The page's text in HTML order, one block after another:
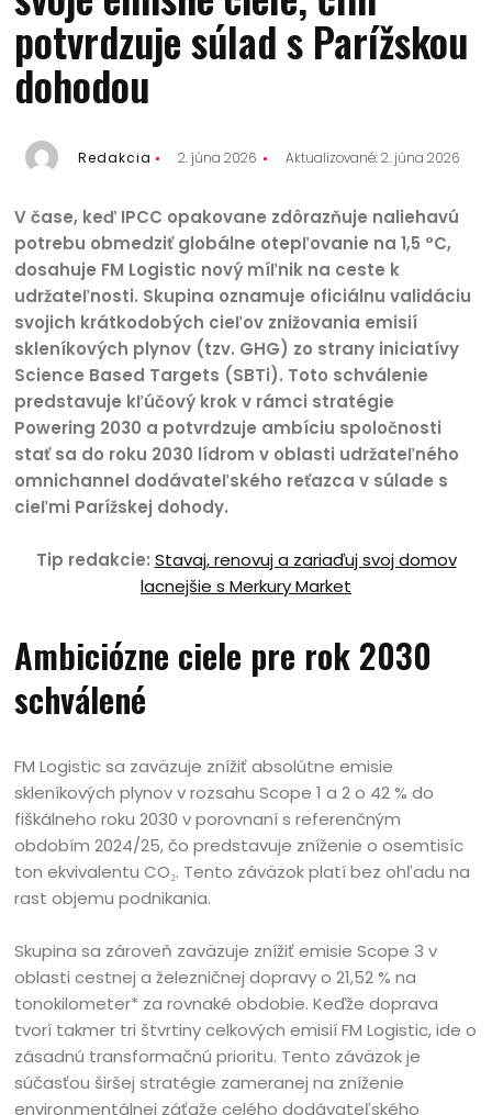
potvrdzuje súlad s Parížskou
dohodou
Redakcia 2. júna 2026 Aktualizované: 2. júna 2026
V čase, keď IPCC opakovane zdôrazňuje naliehavú
potrebu obmedziť globálne otepľovanie na 1,5 °C,
dosahuje FM Logistic nový míľnik na ceste k
udržateľnosti. Skupina oznamuje oficiálnu validáciu
svojich krátkodobých cieľov znižovania emisií
skleníkových plynov (tzv. GHG) zo strany iniciatívy
Science Based Targets (SBTi). Toto schválenie
predstavuje kľúčový krok v rámci stratégie
Powering 2030 a potvrdzuje ambíciu spoločnosti
stať sa do roku 2030 lídrom v oblasti udržateľného
omnichannel dodávateľského reťazca v súlade s
cieľmi Parížskej dohody.
Tip redakcie: Stavaj, renovuj a zariaďuj svoj domov
lacnejšie s Merkury Market
Ambiciózne ciele pre rok 2030
schválené
FM Logistic sa zaväzuje znížiť absolútne emisie
skleníkových plynov v rozsahu Scope 1 a 2 o 42 % do
fiškálneho roku 2030 v porovnaní s referenčným
obdobím 2024/25, čo predstavuje zníženie o osemtisíc
ton ekvivalentu CO₂. Tento záväzok platí bez ohľadu na
rast objemu podnikania.
Skupina sa zároveň zaväzuje znížiť emisie Scope 3 v
oblasti cestnej a železničnej dopravy o 21,52 % na
tonokilometer* za rovnaké obdobie. Keďže doprava
tvorí takmer tri štvrtiny celkových emisií FM Logistic, ide o
zásadnú transformačnú prioritu. Tento záväzok je
súčasťou širšej stratégie zameranej na zníženie
environmentálnej záťaže celého dodávateľského